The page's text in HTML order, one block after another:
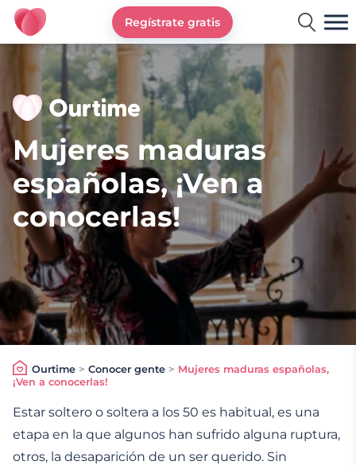
Ourtime España
Regístrate gratis
Mujeres maduras
españolas, ¡Ven a
conocerlas!
Ourtime> Conocer gente > Mujeres maduras españolas,
¡Ven a conocerlas!
Estar soltero o soltera a los 50 es habitual, es una
etapa en la que algunos han sufrido alguna ruptura,
otros, la desaparición de un ser querido. Sin